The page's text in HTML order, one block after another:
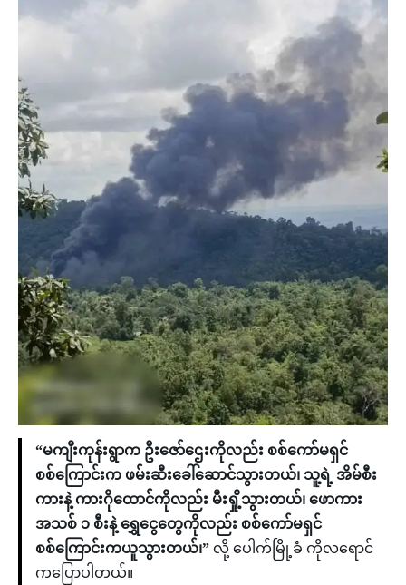
“မကျီးကုန်းရွာက ဦးဇော်ဌေးကိုလည်း စစ်ကော်မရှင်
စစ်ကြောင်းက ဖမ်းဆီးခေါ်ဆောင်သွားတယ်၊ သူ့ရဲ့ အိမ်စီး
ကားနဲ့ ကားဂိုထောင်ကိုလည်း မီးရှို့သွားတယ်၊ ဖောကား
အသစ် ၁ စီးနဲ့ ရွှေငွေတွေကိုလည်း စစ်ကော်မရှင်
စစ်ကြောင်းကယူသွားတယ်၊” လို့ ပေါက်မြို့ခံ ကိုလရောင်
ကပြောပါတယ်။